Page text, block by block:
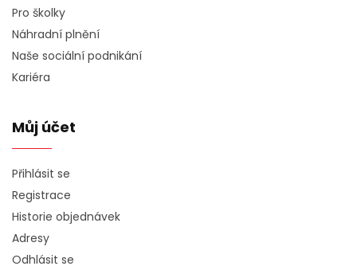
Pro školky
Náhradní plnění
Naše sociální podnikání
Kariéra
Můj účet
Přihlásit se
Registrace
Historie objednávek
Adresy
Odhlásit se